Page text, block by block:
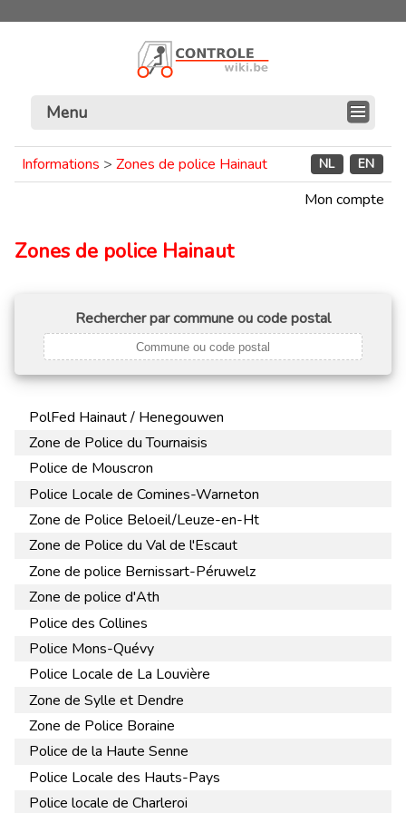
Menu
Informations > Zones de police Hainaut NL EN
Mon compte
Zones de police Hainaut
Rechercher par commune ou code postal
PolFed Hainaut / Henegouwen
Zone de Police du Tournaisis
Police de Mouscron
Police Locale de Comines-Warneton
Zone de Police Beloeil/Leuze-en-Ht
Zone de Police du Val de l'Escaut
Zone de police Bernissart-Péruwelz
Zone de police d'Ath
Police des Collines
Police Mons-Quévy
Police Locale de La Louvière
Zone de Sylle et Dendre
Zone de Police Boraine
Police de la Haute Senne
Police Locale des Hauts-Pays
Police locale de Charleroi